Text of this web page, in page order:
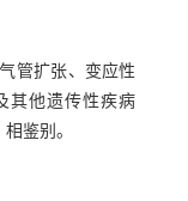
管扩张、变应性
其他遗传性疾病
鉴别。